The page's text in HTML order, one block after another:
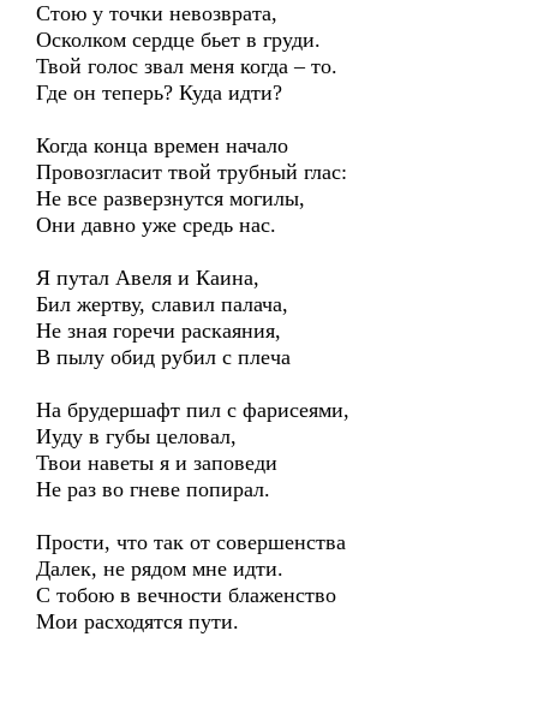
Стою у точки невозврата,
Осколком сердце бьет в груди.
Твой голос звал меня когда – то.
Где он теперь? Куда идти?
Когда конца времен начало
Провозгласит твой трубный глас:
Не все разверзнутся могилы,
Они давно уже средь нас.
Я путал Авеля и Каина,
Бил жертву, славил палача,
Не зная горечи раскаяния,
В пылу обид рубил с плеча
На брудершафт пил с фарисеями,
Иуду в губы целовал,
Твои наветы я и заповеди
Не раз во гневе попирал.
Прости, что так от совершенства
Далек, не рядом мне идти.
С тобою в вечности блаженство
Мои расходятся пути.